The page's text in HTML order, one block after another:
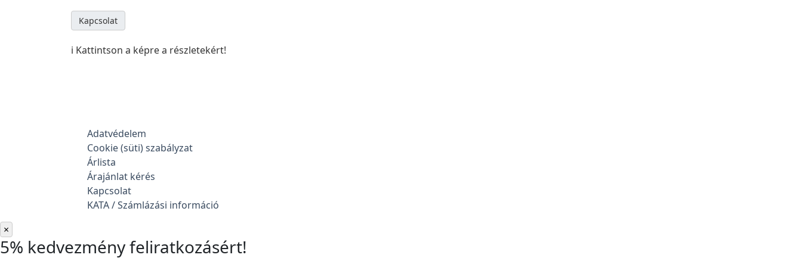
Kapcsolat
ℹ️ Kattintson a képre a részletekért!
Adatvédelem
Cookie (süti) szabályzat
Árlista
Árajánlat kérés
Kapcsolat
KATA / Számlázási információ
×
5% kedvezmény feliratkozásért!